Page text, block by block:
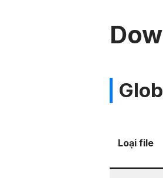
Loại file